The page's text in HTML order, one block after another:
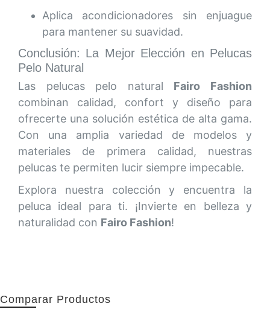
Aplica acondicionadores sin enjuague
para mantener su suavidad.
Conclusión: La Mejor Elección en Pelucas
Pelo Natural
Las pelucas pelo natural Fairo Fashion
combinan calidad, confort y diseño para
ofrecerte una solución estética de alta gama.
Con una amplia variedad de modelos y
materiales de primera calidad, nuestras
pelucas te permiten lucir siempre impecable.
Explora nuestra colección y encuentra la
peluca ideal para ti. ¡Invierte en belleza y
naturalidad con Fairo Fashion!
Comparar Productos